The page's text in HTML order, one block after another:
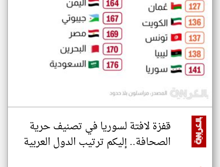
قفزة لافتة لسوريا في تصنيف حرية
الصحافة.. إليكم ترتيب الدول العربية